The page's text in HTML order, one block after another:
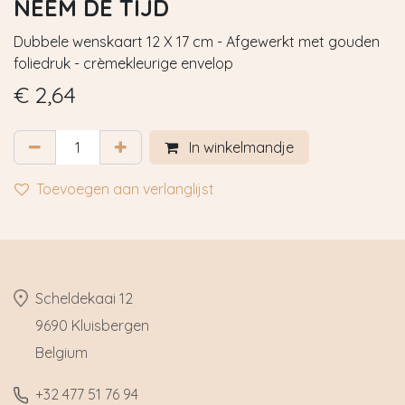
NEEM DE TIJD
Dubbele wenskaart 12 X 17 cm - Afgewerkt met gouden
foliedruk - crèmekleurige envelop
€ 2,64
In winkelmandje
Toevoegen aan verlanglijst
​Scheldekaai 12
9690 Kluisbergen
​Belgium
​+32 477 51 76 94